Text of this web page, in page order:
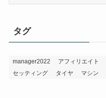
ー
タグ
manager2022 アフィリエイト
セッティング
タイヤ マシン